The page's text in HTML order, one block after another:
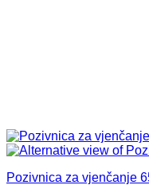
Pozivnica za vjenčanje